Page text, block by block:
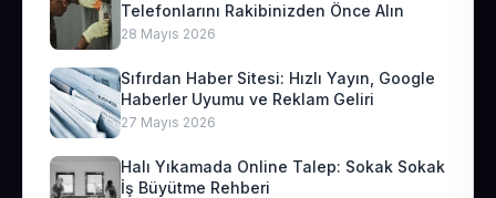
Telefonlarını Rakibinizden Önce Alın
28 Mayıs 2026
Sıfırdan Haber Sitesi: Hızlı Yayın, Google
Haberler Uyumu ve Reklam Geliri
27 Mayıs 2026
Halı Yıkamada Online Talep: Sokak Sokak
İş Büyütme Rehberi